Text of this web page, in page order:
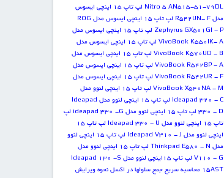
Nitro 5 AN515-51-79DL
لپ تاپ 15 اینچی ایسوس
مدل R542UN- F
لپ تاپ 15 اینچی ایسوس مدل ROG
Zephyrus GX501GI - P
لپ تاپ 15 اینچی ایسوس مدل
VivoBook K550IK- A
لپ تاپ 15 اینچی ایسوس مدل
VivoBook K570UD - B
لپ تاپ 15 اینچی ایسوس مدل
VivoBook R542BP - A
لپ تاپ 15 اینچی ایسوس مدل
VivoBook R542UR - F
لپ تاپ 15 اینچی ایسوس مدل
VivoBook X540NA - M
لپ تاپ 15 اینچی لنوو مدل
Ideapad 320 - C
لپ تاپ 15 اینچی لنوو مدل Ideapad
330 - D لپ تاپ 15 اینچی لنوو مدل ideapad 330 -G
لپ
تاپ 15 اینچی لنوو مدل Ideapad 330 - U
لپ تاپ 15
اینچی لنوو مدل Ideapad V310 - J
لپ تاپ 15 اینچی لنوو
مدل Thinkpad E580 - N
لپ تاپ 15 اینچی لنوو مدل
V110 - G
لپ تاپ 15اینچی لنوو مدل Ideapad 130 -S
15AST محاسبه سریع جمع سلول‏ها در اکسل نحوه ویرایش